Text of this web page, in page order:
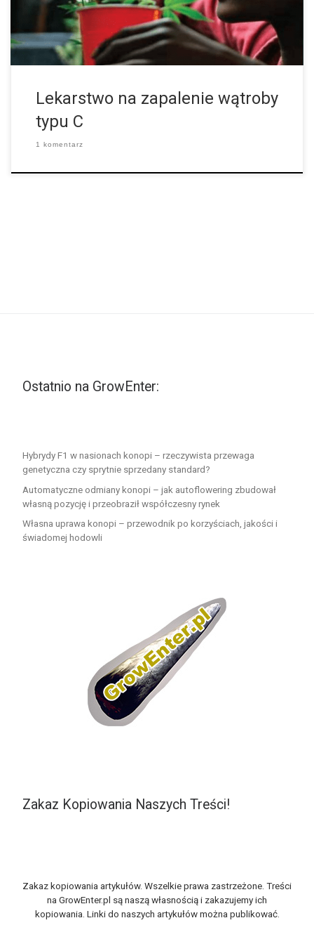
Lekarstwo na zapalenie wątroby
typu C
1 komentarz
Ostatnio na GrowEnter:
Hybrydy F1 w nasionach konopi – rzeczywista przewaga
genetyczna czy sprytnie sprzedany standard?
Automatyczne odmiany konopi – jak autoflowering zbudował
własną pozycję i przeobraził współczesny rynek
Własna uprawa konopi – przewodnik po korzyściach, jakości i
świadomej hodowli
Zakaz Kopiowania Naszych Treści!
Zakaz kopiowania artykułów. Wszelkie prawa zastrzeżone. Treści
na GrowEnter.pl są naszą własnością i zakazujemy ich
kopiowania. Linki do naszych artykułów można publikować.